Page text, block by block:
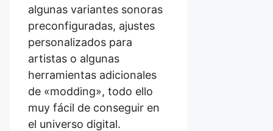
algunas variantes sonoras
preconfiguradas, ajustes
personalizados para
artistas o algunas
herramientas adicionales
de «modding», todo ello
muy fácil de conseguir en
el universo digital.